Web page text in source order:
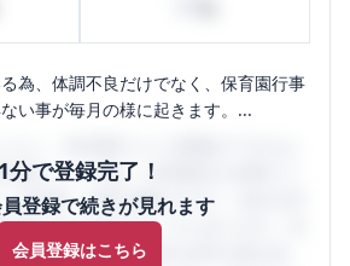
為、体調不良だけでなく、保育園行事
い事が毎月の様に起きます。...
1分で登録完了！
登録で続きが見れます
会員登録はこちら
シーハブ)は、女性限定の企業口コ
給与面・女性の働きやすさ・会社の評
気にすべき点がたくさんあります。先
コミを通して、本当の会社の姿を知